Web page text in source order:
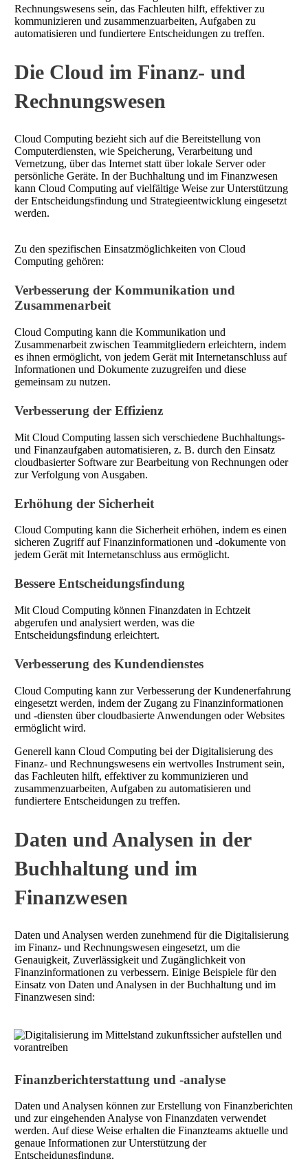
Rechnungswesens sein, das Fachleuten hilft, effektiver zu
kommunizieren und zusammenzuarbeiten, Aufgaben zu
automatisieren und fundiertere Entscheidungen zu treffen.
Die Cloud im Finanz- und
Rechnungswesen
Cloud Computing bezieht sich auf die Bereitstellung von
Computerdiensten, wie Speicherung, Verarbeitung und
Vernetzung, über das Internet statt über lokale Server oder
persönliche Geräte. In der Buchhaltung und im Finanzwesen
kann Cloud Computing auf vielfältige Weise zur Unterstützung
der Entscheidungsfindung und Strategieentwicklung eingesetzt
werden.
Zu den spezifischen Einsatzmöglichkeiten von Cloud
Computing gehören:
Verbesserung der Kommunikation und
Zusammenarbeit
Cloud Computing kann die Kommunikation und
Zusammenarbeit zwischen Teammitgliedern erleichtern, indem
es ihnen ermöglicht, von jedem Gerät mit Internetanschluss auf
Informationen und Dokumente zuzugreifen und diese
gemeinsam zu nutzen.
Verbesserung der Effizienz
Mit Cloud Computing lassen sich verschiedene Buchhaltungs-
und Finanzaufgaben automatisieren, z. B. durch den Einsatz
cloudbasierter Software zur Bearbeitung von Rechnungen oder
zur Verfolgung von Ausgaben.
Erhöhung der Sicherheit
Cloud Computing kann die Sicherheit erhöhen, indem es einen
sicheren Zugriff auf Finanzinformationen und -dokumente von
jedem Gerät mit Internetanschluss aus ermöglicht.
Bessere Entscheidungsfindung
Mit Cloud Computing können Finanzdaten in Echtzeit
abgerufen und analysiert werden, was die
Entscheidungsfindung erleichtert.
Verbesserung des Kundendienstes
Cloud Computing kann zur Verbesserung der Kundenerfahrung
eingesetzt werden, indem der Zugang zu Finanzinformationen
und -diensten über cloudbasierte Anwendungen oder Websites
ermöglicht wird.
Generell kann Cloud Computing bei der Digitalisierung des
Finanz- und Rechnungswesens ein wertvolles Instrument sein,
das Fachleuten hilft, effektiver zu kommunizieren und
zusammenzuarbeiten, Aufgaben zu automatisieren und
fundiertere Entscheidungen zu treffen.
Daten und Analysen in der
Buchhaltung und im
Finanzwesen
Daten und Analysen werden zunehmend für die Digitalisierung
im Finanz- und Rechnungswesen eingesetzt, um die
Genauigkeit, Zuverlässigkeit und Zugänglichkeit von
Finanzinformationen zu verbessern. Einige Beispiele für den
Einsatz von Daten und Analysen in der Buchhaltung und im
Finanzwesen sind:
Finanzberichterstattung und -analyse
Daten und Analysen können zur Erstellung von Finanzberichten
und zur eingehenden Analyse von Finanzdaten verwendet
werden. Auf diese Weise erhalten die Finanzteams aktuelle und
genaue Informationen zur Unterstützung der
Entscheidungsfindung.